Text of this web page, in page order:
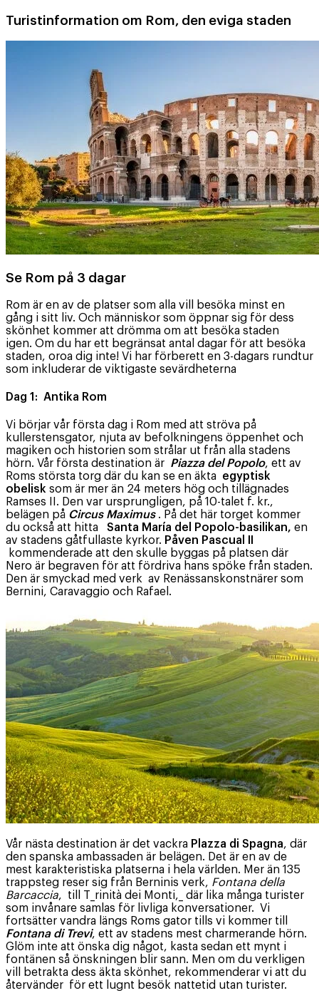
Turistinformation om Rom, den eviga staden
Se Rom på 3 dagar
Rom är en av de platser som alla vill besöka minst en
gång i sitt liv. Och människor som öppnar sig för dess
skönhet kommer att drömma om att besöka staden
igen. Om du har ett begränsat antal dagar för att besöka
staden, oroa dig inte! Vi har förberett en 3-dagars rundtur
som inkluderar de viktigaste sevärdheterna
Dag 1: Antika Rom
Vi börjar vår första dag i Rom med att ströva på
kullerstensgator, njuta av befolkningens öppenhet och
magiken och historien som strålar ut från alla stadens
hörn. Vår första destination är Piazza del Popolo, ett av
Roms största torg där du kan se en äkta egyptisk
obelisk som är mer än 24 meters hög och tillägnades
Ramses II. Den var ursprungligen, på 10-talet f. kr.,
belägen på Circus Maximus. På det här torget kommer
du också att hitta Santa María del Popolo-basilikan, en
av stadens gåtfullaste kyrkor. Påven Pascual II
kommenderade att den skulle byggas på platsen där
Nero är begraven för att fördriva hans spöke från staden.
Den är smyckad med verk av Renässanskonstnärer som
Bernini, Caravaggio och Rafael.
Vår nästa destination är det vackra Plazza di Spagna, där
den spanska ambassaden är belägen. Det är en av de
mest karakteristiska platserna i hela världen. Mer än 135
trappsteg reser sig från Berninis verk, Fontana della
Barcaccia, till T_rinità dei Monti,_ där lika många turister
som invånare samlas för livliga konversationer. Vi
fortsätter vandra längs Roms gator tills vi kommer till
Fontana di Trevi, ett av stadens mest charmerande hörn.
Glöm inte att önska dig något, kasta sedan ett mynt i
fontänen så önskningen blir sann. Men om du verkligen
vill betrakta dess äkta skönhet, rekommenderar vi att du
återvänder för ett lugnt besök nattetid utan turister.